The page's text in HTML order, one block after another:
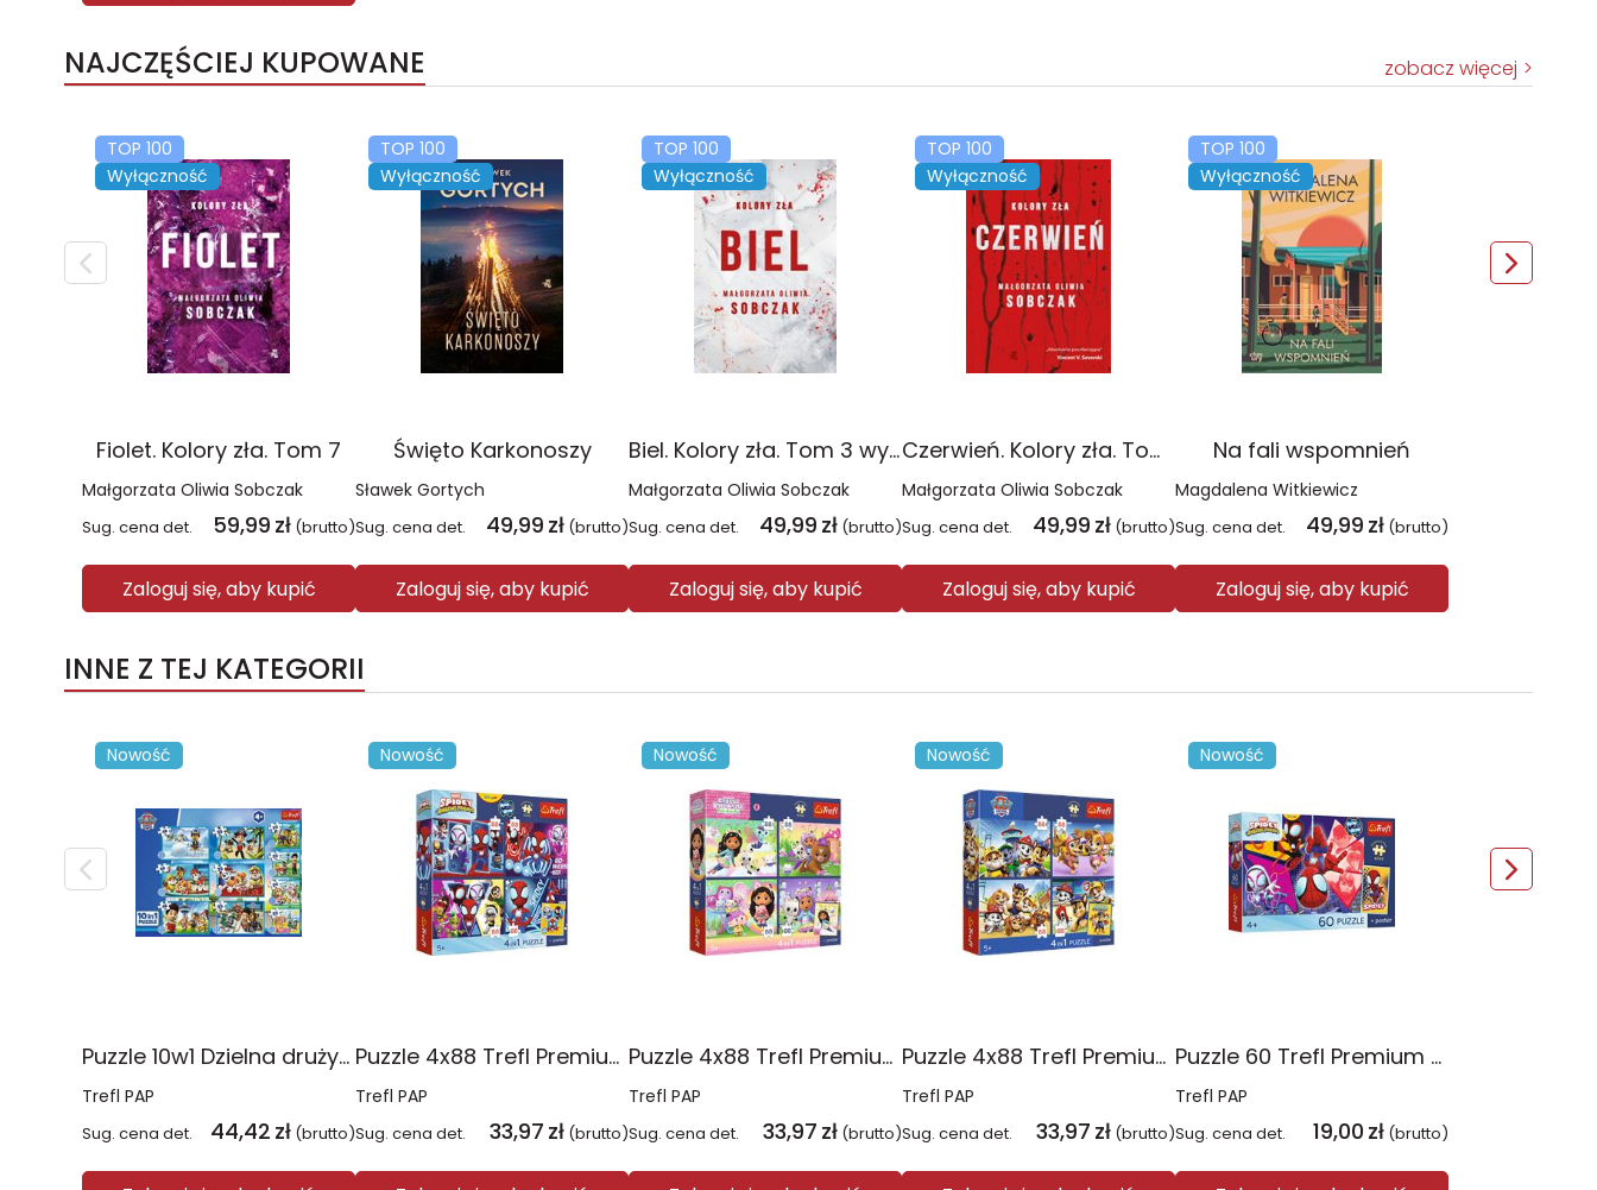
NAJCZĘŚCIEJ KUPOWANE zobacz więcej
TOP 100
Wyłączność
Fiolet. Kolory zła. Tom 7
Małgorzata Oliwia Sobczak
Sug. cena det. 59,99 zł (brutto)
Zaloguj się, aby kupić
TOP 100
Wyłączność
Święto Karkonoszy
Sławek Gortych
Sug. cena det. 49,99 zł (brutto)
Zaloguj się, aby kupić
TOP 100
Wyłączność
Biel. Kolory zła. Tom 3 wyd. 2025
Małgorzata Oliwia Sobczak
Sug. cena det. 49,99 zł (brutto)
Zaloguj się, aby kupić
TOP 100
Wyłączność
Czerwień. Kolory zła. Tom 1 wyd. 2025
Małgorzata Oliwia Sobczak
Sug. cena det. 49,99 zł (brutto)
Zaloguj się, aby kupić
TOP 100
Wyłączność
Na fali wspomnień
Magdalena Witkiewicz
Sug. cena det. 49,99 zł (brutto)
Zaloguj się, aby kupić
INNE Z TEJ KATEGORII
Nowość
Puzzle 10w1 Dzielna drużyna Psiego Patrolu 96012
Trefl PAP
Sug. cena det. 44,42 zł (brutto)
Nowość
Puzzle 4x88 Trefl Premium Plus Kids Pajęczy dzień Spidey 34696
Trefl PAP
Sug. cena det. 33,97 zł (brutto)
Nowość
Puzzle 4x88 Trefl Premium Plus Kids Kocie harce Koci Domek Gabi 34694
Trefl PAP
Sug. cena det. 33,97 zł (brutto)
Nowość
Puzzle 4x88 Trefl Premium Plus Kids Psia Straż Psi Patrol 34693
Trefl PAP
Sug. cena det. 33,97 zł (brutto)
Nowość
Puzzle 60 Trefl Premium Plus Kids Niesamowita przygoda Spidey Marvel 17429
Trefl PAP
Sug. cena det. 19,00 zł (brutto)